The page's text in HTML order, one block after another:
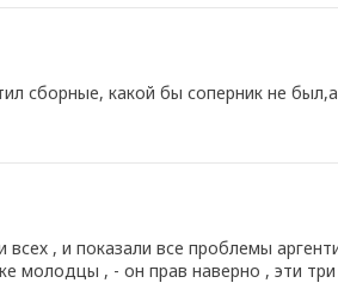
сборные, какой бы соперник не
, и показали все проблемы
молодцы , - он прав наверно , эти